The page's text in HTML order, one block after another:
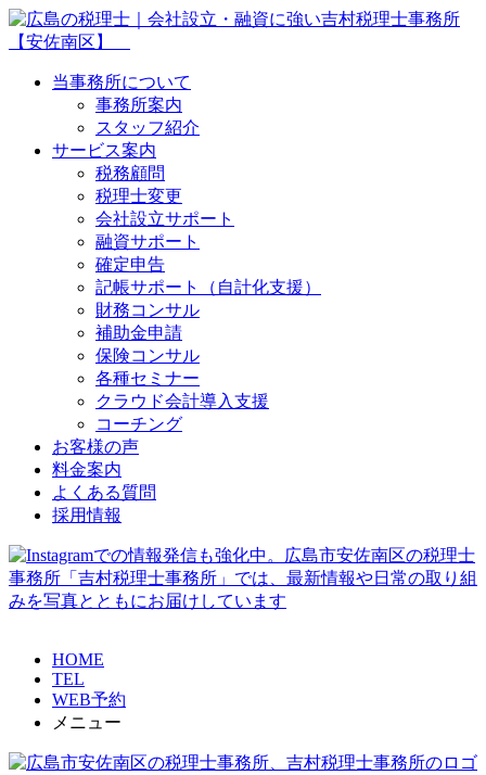
当事務所について
事務所案内
スタッフ紹介
サービス案内
税務顧問
税理士変更
会社設立サポート
融資サポート
確定申告
記帳サポート（自計化支援）
財務コンサル
補助金申請
保険コンサル
各種セミナー
クラウド会計導入支援
コーチング
お客様の声
料金案内
よくある質問
採用情報
HOME
TEL
WEB予約
メニュー